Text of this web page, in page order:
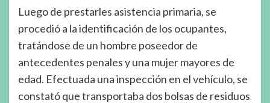
Luego de prestarles asistencia primaria, se
procedió a la identificación de los ocupantes,
tratándose de un hombre poseedor de
antecedentes penales y una mujer mayores de
edad. Efectuada una inspección en el vehículo, se
constató que transportaba dos bolsas de residuos